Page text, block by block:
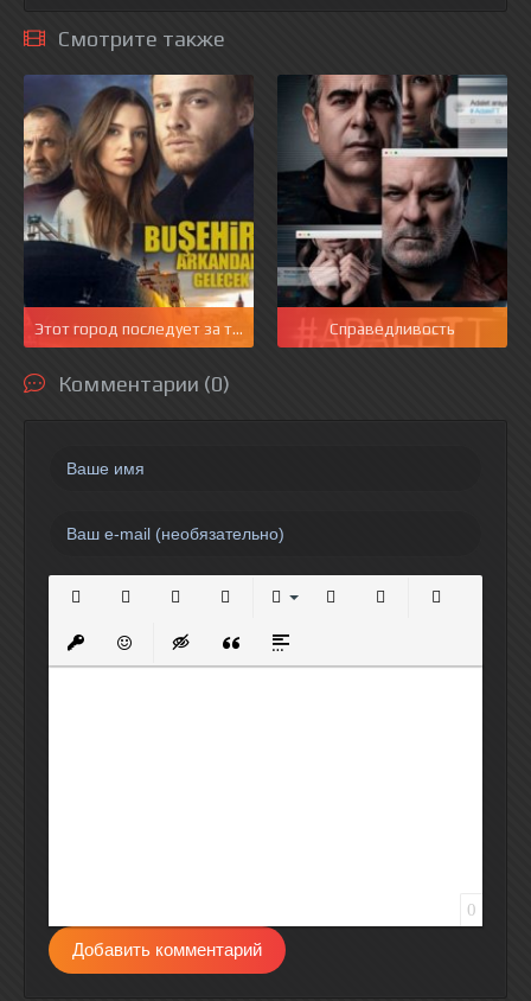
Смотрите также
Этот город последует за тобой Справедливость
Комментарии (0)
Вставить защищенную ссылку
Вставить смайлик
Вставка скрытого текста
Вставка цитаты
Вставка спойлера
0
Добавить комментарий